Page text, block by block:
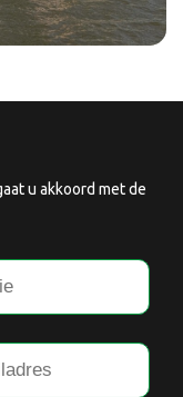
u akkoord met de